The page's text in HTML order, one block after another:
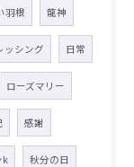
羽根 龍神
ッシング 日常
ローズマリー
感謝
k 秋分の日